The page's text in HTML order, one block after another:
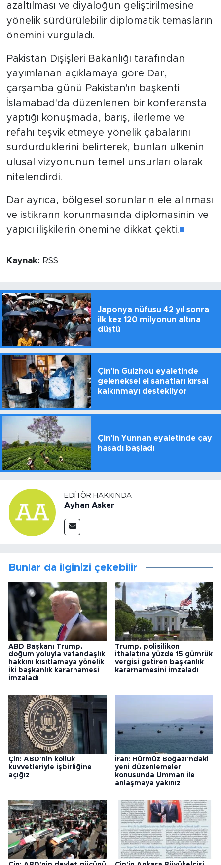
azaltılması ve diyaloğun geliştirilmesine
yönelik sürdürülebilir diplomatik temasların
önemini vurguladı.
Pakistan Dışişleri Bakanlığı tarafından
yayımlanan açıklamaya göre Dar,
çarşamba günü Pakistan'ın başkenti
İslamabad'da düzenlenen bir konferansta
yaptığı konuşmada, barış, ilerleme ve
refahı teşvik etmeye yönelik çabalarını
sürdürdüklerini belirterek, bunları ülkenin
ulusal vizyonunun temel unsurları olarak
nitelendirdi.
Dar ayrıca, bölgesel sorunların ele alınması
ve istikrarın korunmasında diplomasinin ve
yapıcı ilişkilerin önemine dikkat çekti.■
Kaynak: RSS
Japonya nüfusu 42 yıl sonra
ilk kez 120 milyonun altına
düştü
Çin'in Guizhou eyaletinde
geleneksel el sanatları kırsal
kalkınmayı destekliyor
Çin'in Yunnan eyaletinde çay
hasadı başladı
EDITÖR HAKKINDA
Ayhan Asker
Bunlar da ilginizi çekebilir
ABD Başkanı Trump,
doğum yoluyla vatandaşlık
hakkını kısıtlamaya yönelik
iki başkanlık kararnamesi
imzaladı
Trump, polisilikon
ithalatına yüzde 15 gümrük
vergisi getiren başkanlık
kararnamesini imzaladı
Çin: ABD'nin kolluk
kuvvetleriyle işbirliğine
açığız
İran: Hürmüz Boğazı'ndaki
yeni düzenlemeler
konusunda Umman ile
anlaşmaya yakınız